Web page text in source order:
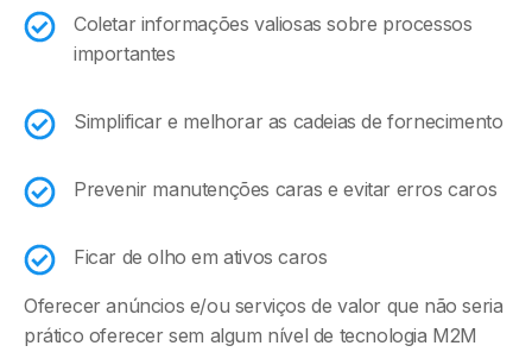
Coletar informações valiosas sobre processos
importantes
Simplificar e melhorar as cadeias de fornecimento
Prevenir manutenções caras e evitar erros caros
Ficar de olho em ativos caros
Oferecer anúncios e/ou serviços de valor que não seria
prático oferecer sem algum nível de tecnologia M2M